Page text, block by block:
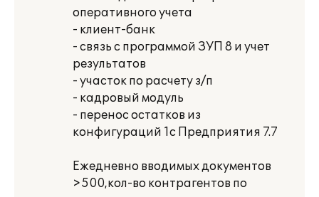
оперативного учета
- клиент-банк
- связь с программой ЗУП 8 и учет
результатов
- участок по расчету з/п
- кадровый модуль
- перенос остатков из
конфигураций 1с Предприятия 7.7
Ежедневно вводимых документов
>500,кол-во контрагентов по